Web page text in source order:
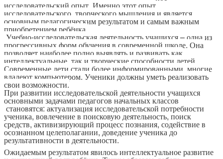
исследовательский опыт. Именно этот опыт
исследовательского, творческого мышления и является
основным педагогическим результатом и самым важным
приобретением ребёнка.
Учебно-исследовательская деятельность учащихся – одна из
прогрессивных форм обучения в современной школе. Она
позволяет наиболее полно выявлять и развивать как
интеллектуальные, так и творческие способности детей.
Современные дети стали более информированными, многие
владеют компьютером. Ученики должны уметь реализовать
свои возможности.
При развитии исследовательской деятельности учащихся
основными задачами педагогов начальных классов
становятся: актуализация исследовательской потребности
ученика, вовлечение в поисковую деятельность, поиск
средств, активизирующий процесс познания, содействие в
осознанном целеполагании, доведение ученика до
результативности в деятельности.
Ожидаемым результатом явилось интеллектуальное развитие